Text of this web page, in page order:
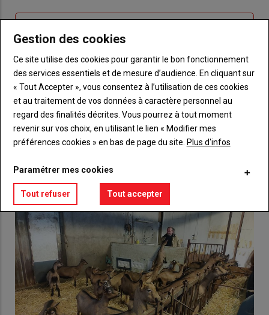
titre
TITRE CRÉEZ UN COMPTE
BodyChoisissez votre formule et créez votre
compte pour accéder à tout {nom-site}.
Lien Créez un compte
Gestion des cookies
Ce site utilise des cookies pour garantir le bon fonctionnement
des services essentiels et de mesure d’audience. En cliquant sur
« Tout Accepter », vous consentez à l’utilisation de ces cookies
et au traitement de vos données à caractère personnel au
regard des finalités décrites. Vous pourrez à tout moment
revenir sur vos choix, en utilisant le lien « Modifier mes
préférences cookies » en bas de page du site. Plus d'infos
Paramétrer mes cookies
Tout refuser Tout accepter